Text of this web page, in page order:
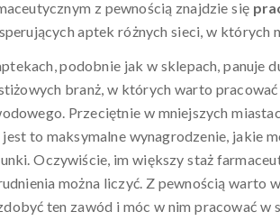
z pewnością znajdzie się
aptek różnych sieci, w których
podobnie jak w sklepach, panuje
branż, w których warto
Przeciętnie w mniejszych
to maksymalne wynagrodzenie, jakie
Oczywiście, im większy staż
można liczyć. Z pewnością warto
ten zawód i móc w nim pracować w